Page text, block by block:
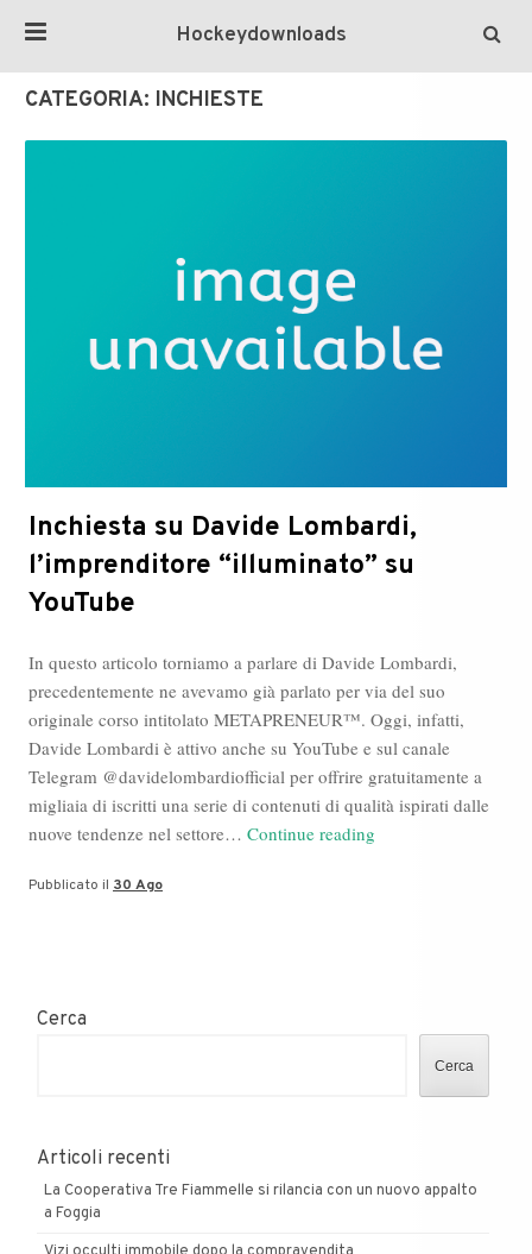
Hockeydownloads
CATEGORIA: INCHIESTE
Inchiesta su Davide Lombardi,
l’imprenditore “illuminato” su
YouTube
In questo articolo torniamo a parlare di Davide Lombardi,
precedentemente ne avevamo già parlato per via del suo
originale corso intitolato METAPRENEUR™. Oggi, infatti,
Davide Lombardi è attivo anche su YouTube e sul canale
Telegram @davidelombardiofficial per offrire gratuitamente a
migliaia di iscritti una serie di contenuti di qualità ispirati dalle
nuove tendenze nel settore… Continue reading
YouTube
Pubblicato il 30 Ago
Cerca
Cerca
Articoli recenti
La Cooperativa Tre Fiammelle si rilancia con un nuovo appalto
a Foggia